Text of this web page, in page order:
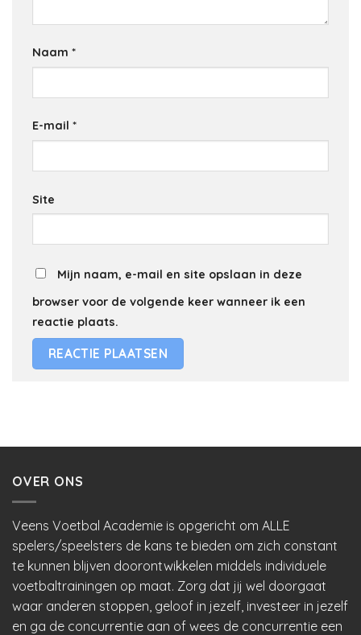
Naam *
E-mail *
Site
Mijn naam, e-mail en site opslaan in deze
browser voor de volgende keer wanneer ik een
reactie plaats.
OVER ONS
Veens Voetbal Academie is opgericht om ALLE
spelers/speelsters de kans te bieden om zich constant
te kunnen blijven doorontwikkelen middels individuele
voetbaltrainingen op maat. Zorg dat jij wel doorgaat
waar anderen stoppen, geloof in jezelf, investeer in jezelf
en ga de concurrentie aan of wees de concurrentie een